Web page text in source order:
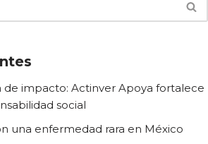
de impacto: Actinver Apoya fortalece
social
una enfermedad rara en México